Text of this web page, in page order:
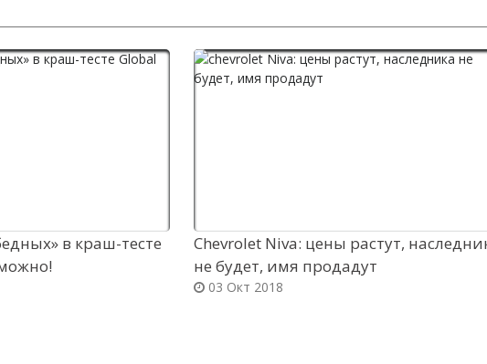
в краш-тесте
Chevrolet Niva: цены растут,
не будет, имя продадут
03 Окт 2018